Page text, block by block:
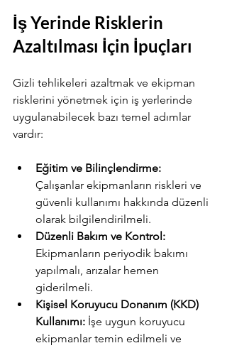
İş Yerinde Risklerin
Azaltılması İçin İpuçları
Gizli tehlikeleri azaltmak ve ekipman
risklerini yönetmek için iş yerlerinde
uygulanabilecek bazı temel adımlar
vardır:
Eğitim ve Bilinçlendirme:
Çalışanlar ekipmanların riskleri ve
güvenli kullanımı hakkında düzenli
olarak bilgilendirilmeli.
Düzenli Bakım ve Kontrol:
Ekipmanların periyodik bakımı
yapılmalı, arızalar hemen
giderilmeli.
Kişisel Koruyucu Donanım (KKD)
Kullanımı: İşe uygun koruyucu
ekipmanlar temin edilmeli ve
The trial's over, but the show must go
on! 🎬 Upgrade now to keep your web
masterpiece in the spotlight.